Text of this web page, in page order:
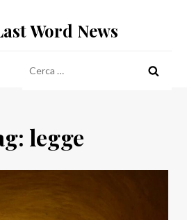
Word News
per:
legge